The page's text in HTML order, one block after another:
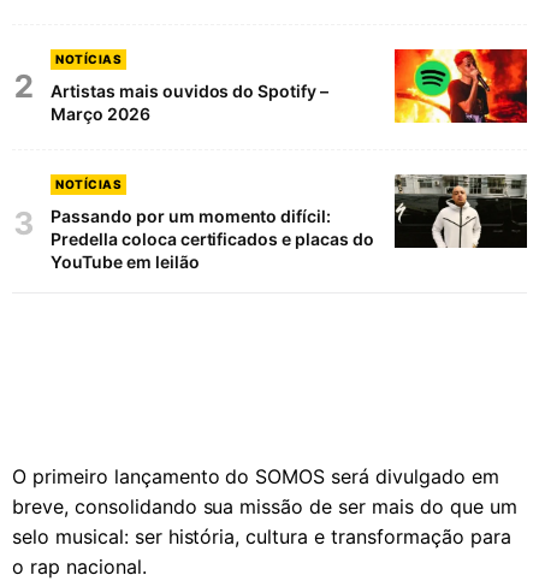
2
NOTÍCIAS
Artistas mais ouvidos do Spotify –
Março 2026
3
NOTÍCIAS
Passando por um momento difícil:
Predella coloca certificados e placas do
YouTube em leilão
O primeiro lançamento do SOMOS será divulgado em
breve, consolidando sua missão de ser mais do que um
selo musical: ser história, cultura e transformação para
o rap nacional.